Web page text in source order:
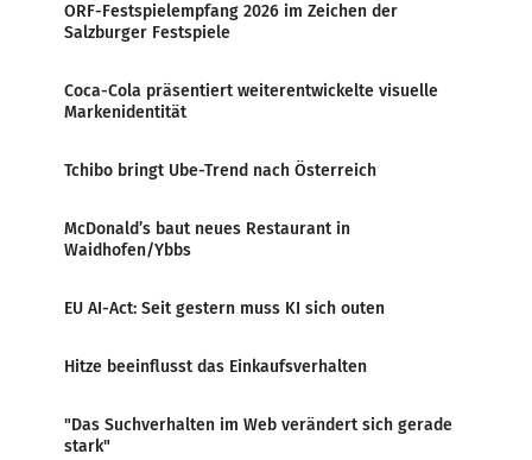
ORF-Festspielempfang 2026 im Zeichen der
Salzburger Festspiele
Coca-Cola präsentiert weiterentwickelte visuelle
Markenidentität
Tchibo bringt Ube-Trend nach Österreich
McDonald’s baut neues Restaurant in
Waidhofen/Ybbs
EU AI-Act: Seit gestern muss KI sich outen
Hitze beeinflusst das Einkaufsverhalten
"Das Suchverhalten im Web verändert sich gerade
stark"